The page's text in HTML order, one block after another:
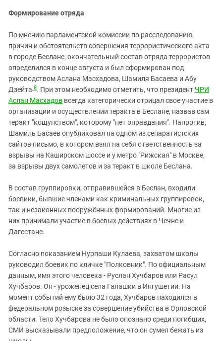
Формирование отряда
По мнению парламентской комиссии по расследованию
причин и обстоятельств совершения террористического акта
в городе Беслане, окончательный состав отряда террористов
определился в конце августа и был сформирован под
руководством Аслана Масхадова, Шамиля Басаева и Абу
Дзейта 8. При этом необходимо отметить, что президент ЧРИ
Аслан Масхадов всегда категорически отрицал свое участие в
организации и осуществлении теракта в Беслане, назвав сам
теракт "кощунством", которому "нет оправдания". Напротив,
Шамиль Басаев опубликовал на одном из сепаратистских
сайтов письмо, в котором взял на себя ответственность за
взрывы на Каширском шоссе и у метро "Рижская" в Москве,
за взрывы двух самолетов и за теракт в школе Беслана.
В состав группировки, отправившейся в Беслан, входили
боевики, бывшие членами как криминальных группировок,
так и незаконных вооружённых формирований. Многие из
них принимали участие в боевых действиях в Чечне и
Дагестане.
Согласно показанием Нурпаши Кулаева, захватом школы
руководил боевик по кличке "Полковник". По официальным
данным, имя этого человека - Руслан Хучбаров или Расул
Хучбаров. Он - уроженец села Галашки в Ингушетии. На
момент событий ему было 32 года, Хучбаров находился в
федеральном розыске за совершение убийства в Орловской
области. Тело Хучбарова не было опознано среди погибших,
СМИ высказывали предположение, что он сумел бежать из